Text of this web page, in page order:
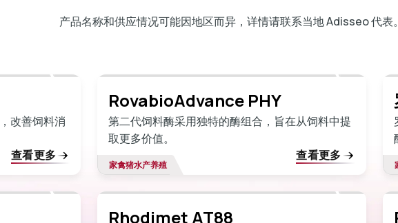
产品名称和供应情况可能因地区而异，详情请联系当地 Adisseo 代表。
改善饲料消
查看更多
RovabioAdvance PHY
第二代饲料酶采用独特的酶组合，旨在从饲料中提
取更多价值。
查看更多
家禽猪水产养殖
Rhodimet AT88